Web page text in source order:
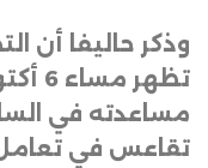
وذكر حاليفا أن
تقاعس في تعامل